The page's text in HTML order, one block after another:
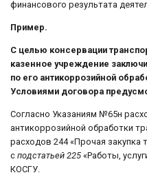
финансового результата
Пример.
С целью консервации
казенное учреждение
по его антикоррозийной
Условиями договора
Согласно Указаниям №65н
антикоррозийной обработки
расходов 244 «Прочая закупка
с подстатьей 225 «Работы,
КОСГУ.